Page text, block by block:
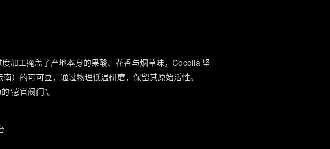
加工掩盖了产地本身的果酸、花香与烟草味。Cocolla 坚
）的可可豆，通过物理低温研磨，保留其原始活性。
感官阀门”。